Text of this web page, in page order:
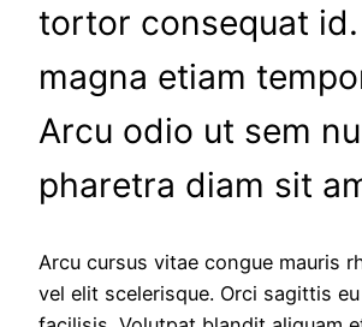
tortor consequat
magna etiam
Arcu odio ut sem
pharetra diam sit
Arcu cursus vitae congue mauris
vel elit scelerisque. Orci sagittis